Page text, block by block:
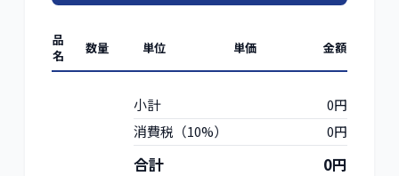
品
名
数量 単位 単価 金額
小計 0円
消費税（10%） 0円
合計 0円